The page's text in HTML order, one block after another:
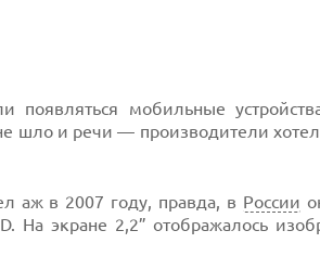
появляться мобильные
шло и речи — производители
аж в 2007 году, правда, в России
экране 2,2” отображалось